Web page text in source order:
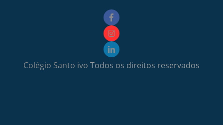
Colégio Santo ivo Todos os direitos reservados